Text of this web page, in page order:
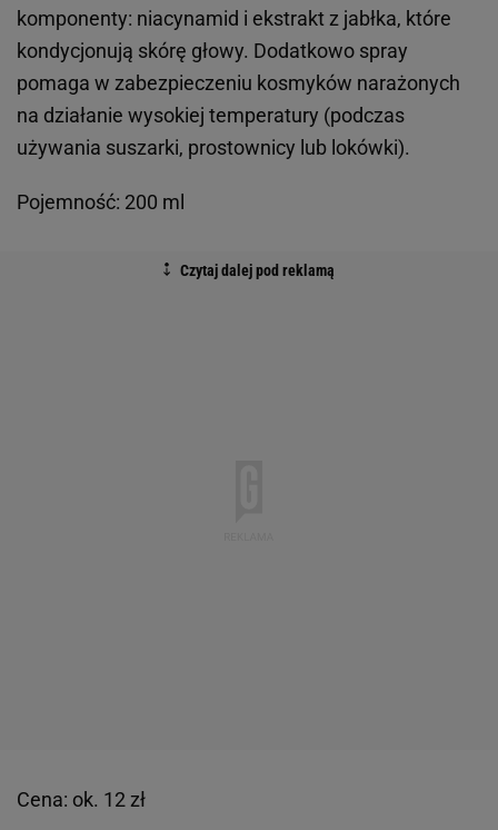
komponenty: niacynamid i ekstrakt z jabłka, które
kondycjonują skórę głowy. Dodatkowo spray
pomaga w zabezpieczeniu kosmyków narażonych
na działanie wysokiej temperatury (podczas
używania suszarki, prostownicy lub lokówki).
Pojemność: 200 ml
Cena: ok. 12 zł